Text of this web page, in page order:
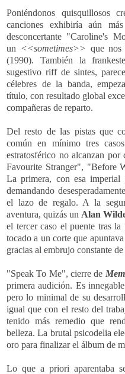
Poniéndonos quisquillosos
canciones exhibiría aún
desconcertante "Caroline's
un
<<sometimes>> que
(1990). También la
sugestivo riff de sintes,
célebres de la banda,
título, con resultado global
compañeras de reparto.
Del resto de las pistas que
común en mínimo tres
estratosférico no alcanzan
Favourite Stranger",
La primera, con esa
demandando
el lazo de regalo. A la
aventura, quizás un Alan
el tercer caso el puente tras
tocado a un corte que
gracias al embrujo constante
"Speak To Me", cierre de
primera audición. Es
pero lo minimal de su
igual que con el resto del
tenido más remedio que
belleza. La brutal psicodelia
oro para finalizar el álbum de
Lo que a priori aparentaba